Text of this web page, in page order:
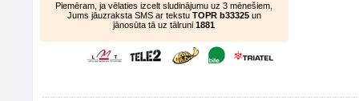
Piemēram, ja vēlaties izcelt sludinājumu uz 3 mēnešiem,
Jums jāuzraksta SMS ar tekstu TOPR b33325 un
jānosūta tā uz tālruni1881